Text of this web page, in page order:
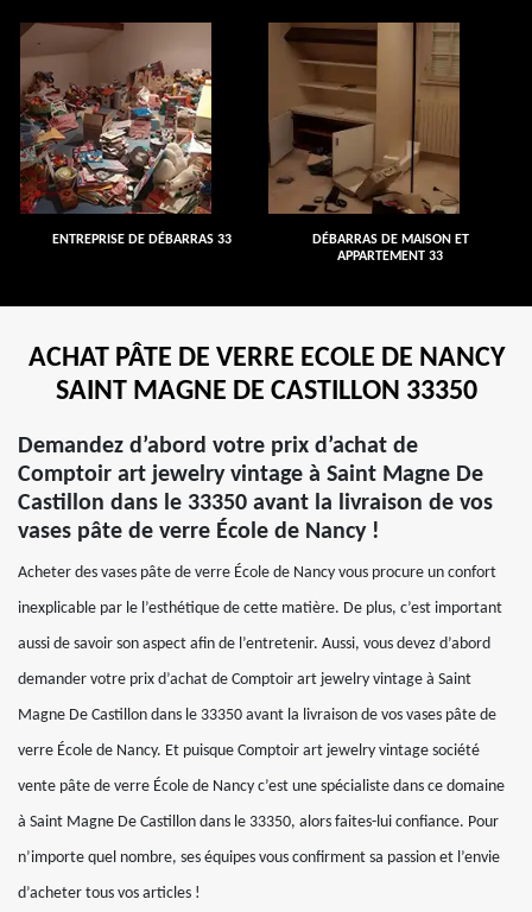
ENTREPRISE DE DÉBARRAS 33
DÉBARRAS DE MAISON ET
APPARTEMENT 33
ACHAT PÂTE DE VERRE ECOLE DE NANCY
SAINT MAGNE DE CASTILLON 33350
Demandez d’abord votre prix d’achat de
Comptoir art jewelry vintage à Saint Magne De
Castillon dans le 33350 avant la livraison de vos
vases pâte de verre École de Nancy !
Acheter des vases pâte de verre École de Nancy vous procure un confort
inexplicable par le l’esthétique de cette matière. De plus, c’est important
aussi de savoir son aspect afin de l’entretenir. Aussi, vous devez d’abord
demander votre prix d’achat de Comptoir art jewelry vintage à Saint
Magne De Castillon dans le 33350 avant la livraison de vos vases pâte de
verre École de Nancy. Et puisque Comptoir art jewelry vintage société
vente pâte de verre École de Nancy c’est une spécialiste dans ce domaine
à Saint Magne De Castillon dans le 33350, alors faites-lui confiance. Pour
n’importe quel nombre, ses équipes vous confirment sa passion et l’envie
d’acheter tous vos articles !